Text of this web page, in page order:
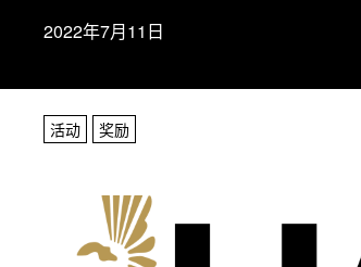
2022年7月11日
活动 奖励